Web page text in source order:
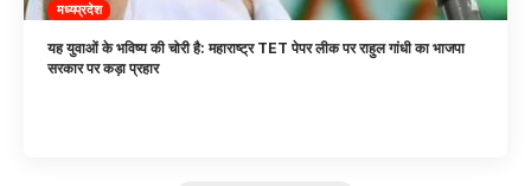
मध्यप्रदेश
यह युवाओं के भविष्य की चोरी है: महाराष्ट्र TET पेपर लीक पर राहुल गांधी का भाजपा
सरकार पर कड़ा प्रहार